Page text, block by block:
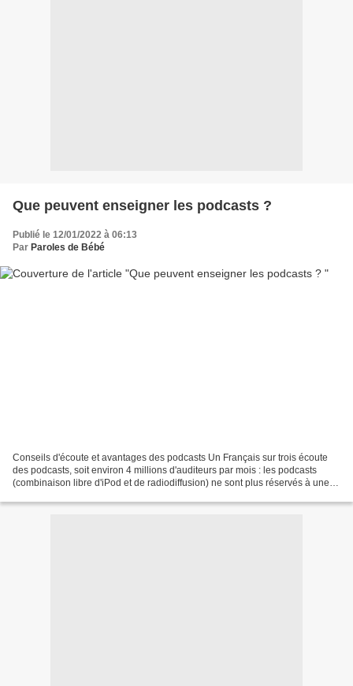
Que peuvent enseigner les podcasts ?
Publié le 12/01/2022 à 06:13
Par Paroles de Bébé
Conseils d'écoute et avantages des podcasts Un Français sur trois écoute
des podcasts, soit environ 4 millions d'auditeurs par mois : les podcasts
(combinaison libre d'iPod et de radiodiffusion) ne sont plus réservés à une